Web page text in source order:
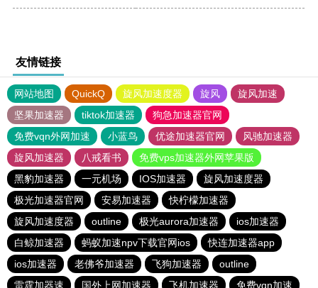
友情链接
网站地图 QuickQ 旋风加速度器 旋风
旋风加速
坚果加速器
tiktok加速器
狗急加速器官网
免费vqn外网加速
小蓝鸟 优途加速器官网
风驰加速器
旋风加速器
八戒看书
免费vps加速器外网苹果版
黑豹加速器
一元机场 IOS加速器
旋风加速度器
极光加速器官网
安易加速器
快柠檬加速器
旋风加速度器
outline 极光aurora加速器
ios加速器
白鲸加速器
蚂蚁加速npv下载官网ios
快连加速器app
ios加速器
老佛爷加速器 飞狗加速器
outline
雷霆加器速
国外上网加速器 飞机加速器 免费vqn加速